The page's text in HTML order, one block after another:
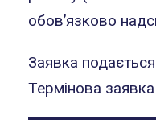
обов’язково
Заявка
Термінова